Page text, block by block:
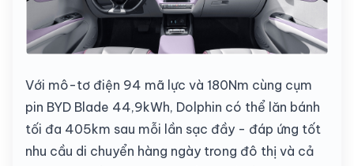
Với mô-tơ điện 94 mã lực và 180Nm cùng cụm
pin BYD Blade 44,9kWh, Dolphin có thể lăn bánh
tối đa 405km sau mỗi lần sạc đầy - đáp ứng tốt
nhu cầu di chuyển hàng ngày trong đô thị và cả